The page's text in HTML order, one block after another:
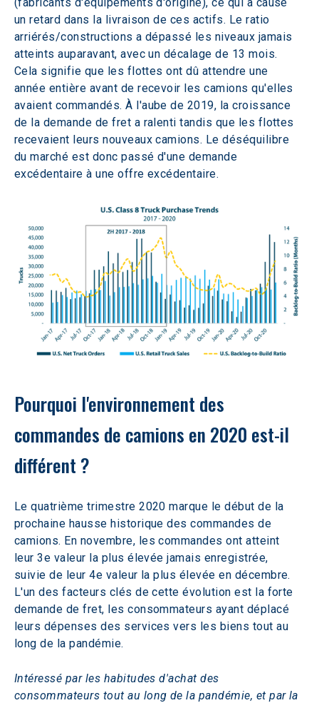
un retard dans la livraison de ces actifs. Le ratio
arriérés/constructions a dépassé les niveaux jamais
atteints auparavant, avec un décalage de 13 mois.
Cela signifie que les flottes ont dû attendre une
année entière avant de recevoir les camions qu'elles
avaient commandés. À l'aube de 2019, la croissance
de la demande de fret a ralenti tandis que les flottes
recevaient leurs nouveaux camions. Le déséquilibre
du marché est donc passé d'une demande
excédentaire à une offre excédentaire.
Pourquoi l'environnement des
commandes de camions en 2020 est-il
différent ?
Le quatrième trimestre 2020 marque le début de la
prochaine hausse historique des commandes de
camions. En novembre, les commandes ont atteint
leur 3e valeur la plus élevée jamais enregistrée,
suivie de leur 4e valeur la plus élevée en décembre.
L'un des facteurs clés de cette évolution est la forte
demande de fret, les consommateurs ayant déplacé
leurs dépenses des services vers les biens tout au
long de la pandémie.
Intéressé par les habitudes d'achat des
consommateurs tout au long de la pandémie, et par la